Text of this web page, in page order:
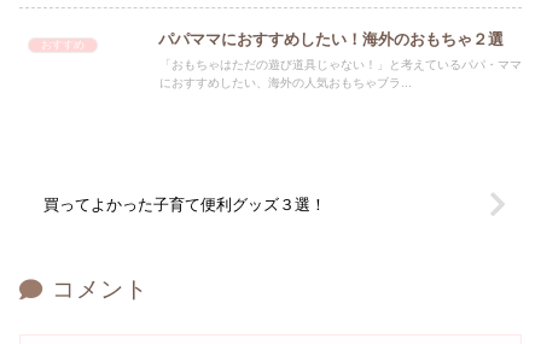
おすすめ パパママにおすすめしたい！海外のおもちゃ２選
「おもちゃはただの遊び道具じゃない！」と考えているパパ・ママ
におすすめしたい、海外の人気おもちゃブラ...
買ってよかった子育て便利グッズ３選！
コメント